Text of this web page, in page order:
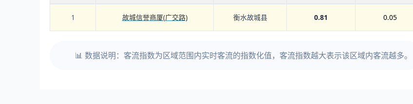
1 故城信誉商厦(广交路) 衡水故城县 0.81 0.05
📊 数据说明：客流指数为区域范围内实时客流的指数化值，客流指数越大表示该区域内客流越多。